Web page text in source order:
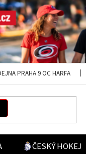
PRAHA 9 OC HARFA
ČESKÝ HOKEJ